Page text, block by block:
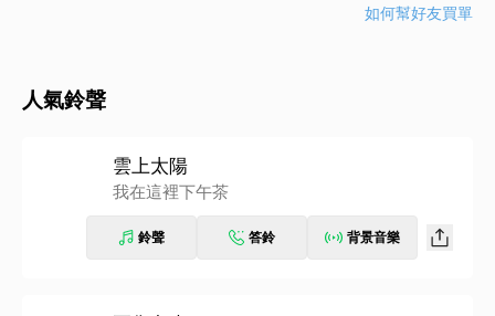
如何幫好友買單
人氣鈴聲
雲上太陽
我在這裡下午茶
鈴聲 答鈴 背景音樂